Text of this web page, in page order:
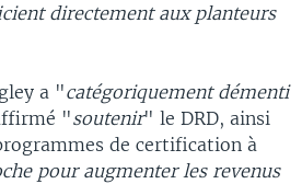
directement aux planteurs
a "catégoriquement démenti
"soutenir" le DRD, ainsi
de certification à
pour augmenter les revenus